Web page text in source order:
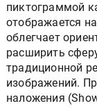
пиктограммой
отображается
облегчает
расширить
традиционной
изображений.
наложения